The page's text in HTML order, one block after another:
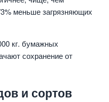
меньше загрязняющих
кг. бумажных
сохранение от
и сортов